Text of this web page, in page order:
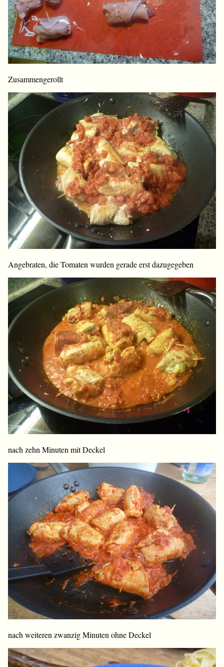
Zusammengerollt
Angebraten, die Tomaten wurden gerade erst dazugegeben
nach zehn Minuten mit Deckel
nach weiteren zwanzig Minuten ohne Deckel